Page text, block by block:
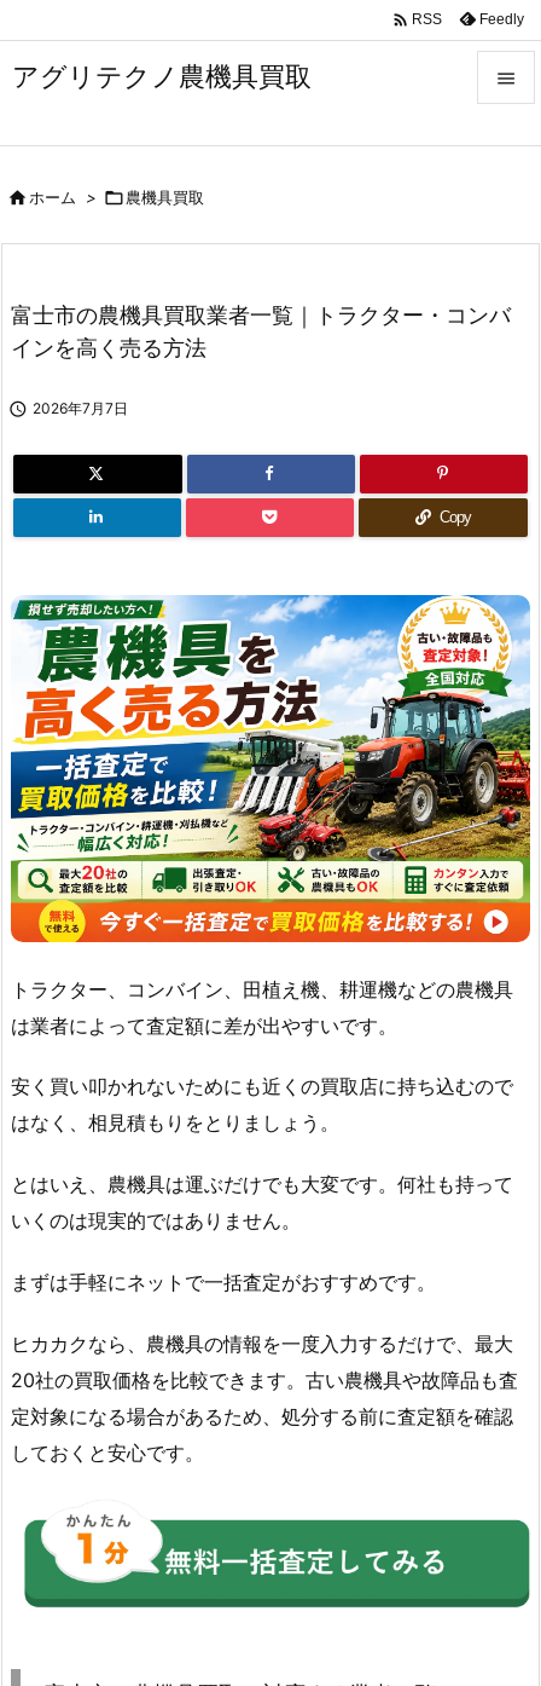
アグリテクノ農機具買取 


 RSS Feedly
ホーム > 農機具買取
富士市の農機具買取業者一覧｜トラクター・コンバ
インを高く売る方法
 2026年7月7日
Copy
トラクター、コンバイン、田植え機、耕運機などの農機具
は業者によって査定額に差が出やすいです。
安く買い叩かれないためにも近くの買取店に持ち込むので
はなく、相見積もりをとりましょう。
とはいえ、農機具は運ぶだけでも大変です。何社も持って
いくのは現実的ではありません。
まずは手軽にネットで一括査定がおすすめです。
ヒカカクなら、農機具の情報を一度入力するだけで、最大
20社の買取価格を比較できます。古い農機具や故障品も査
定対象になる場合があるため、処分する前に査定額を確認
しておくと安心です。